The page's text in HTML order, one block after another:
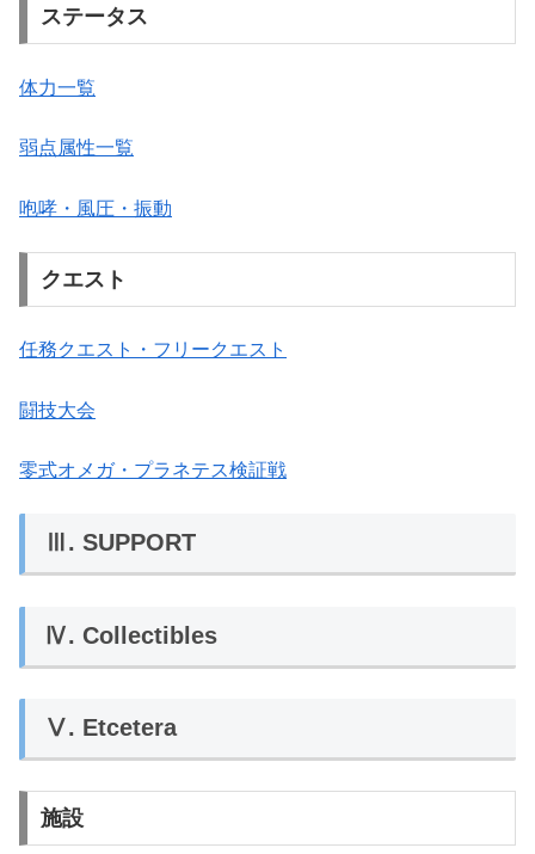
ステータス
体力一覧
弱点属性一覧
咆哮・風圧・振動
クエスト
任務クエスト・フリークエスト
闘技大会
零式オメガ・プラネテス検証戦
Ⅲ. SUPPORT
Ⅳ. Collectibles
Ⅴ. Etcetera
施設